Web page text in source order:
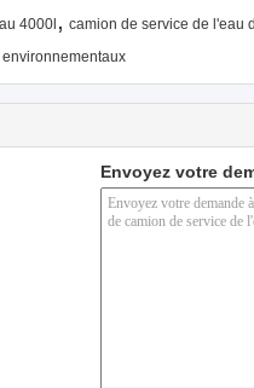
4000l , camion de service de l'eau
Envoyez votre